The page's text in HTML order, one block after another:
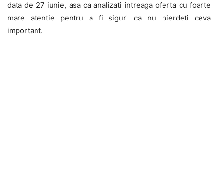
data de 27 iunie, asa ca analizati intreaga oferta cu foarte
mare atentie pentru a fi siguri ca nu pierdeti ceva
important.